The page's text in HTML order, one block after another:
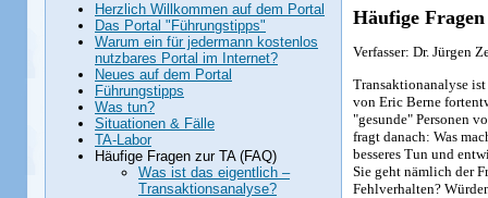
Herzlich Willkommen auf dem Portal
Das Portal "Führungstipps"
Warum ein für jedermann kostenlos
nutzbares Portal im Internet?
Neues auf dem Portal
Führungstipps
Was tun?
Situationen & Fälle
TA-Labor
Häufige Fragen zur TA (FAQ)
Was ist das eigentlich –
Transaktionsanalyse?
Häufige
Verfasser: Dr. Jürgen
Transaktionanalyse
von Eric Berne
"gesunde" Personen
fragt danach: Was
besseres Tun und
Sie geht nämlich der
Fehlverhalten?